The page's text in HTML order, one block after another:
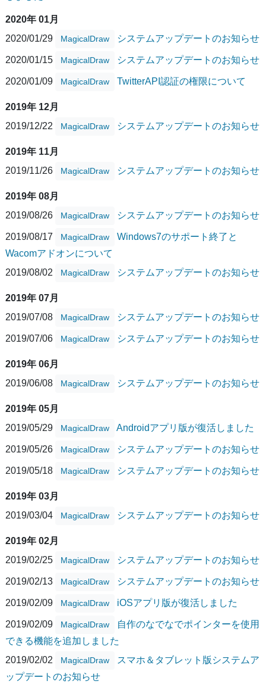
2020年 01月
2020/01/29
MagicalDraw システムアップデートのお知らせ
2020/01/15 MagicalDraw システムアップデートのお知らせ
2020/01/09 MagicalDraw TwitterAPI認証の権限について
2019年 12月
2019/12/22
MagicalDraw システムアップデートのお知らせ
2019年 11月
2019/11/26
MagicalDraw システムアップデートのお知らせ
2019年 08月
2019/08/26
MagicalDraw システムアップデートのお知らせ
2019/08/17 MagicalDraw
Windows7のサポート終了と
Wacomアドオンについて
2019/08/02
MagicalDraw システムアップデートのお知らせ
2019年 07月
2019/07/08
MagicalDraw システムアップデートのお知らせ
2019/07/06 MagicalDraw システムアップデートのお知らせ
2019年 06月
2019/06/08
MagicalDraw システムアップデートのお知らせ
2019年 05月
2019/05/29
MagicalDraw Androidアプリ版が復活しました
2019/05/26 MagicalDraw システムアップデートのお知らせ
2019/05/18 MagicalDraw システムアップデートのお知らせ
2019年 03月
2019/03/04
MagicalDraw システムアップデートのお知らせ
2019年 02月
2019/02/25
MagicalDraw システムアップデートのお知らせ
2019/02/13 MagicalDraw システムアップデートのお知らせ
2019/02/09 MagicalDraw iOSアプリ版が復活しました
2019/02/09 MagicalDraw
自作のなでなでポインターを使用
できる機能を追加しました
2019/02/02
MagicalDraw
スマホ＆タブレット版システムア
ップデートのお知らせ